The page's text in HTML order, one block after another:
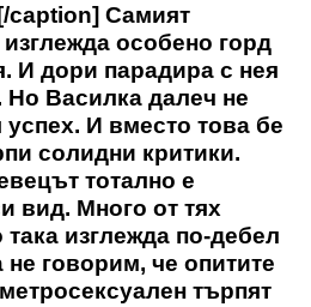
caption] Самият
особено горд
И дори парадира с нея
Василка далеч не
И вместо това бе
солидни критики.
тотално е
вид. Много от тях
така изглежда по-дебел
говорим, че опитите
търпят